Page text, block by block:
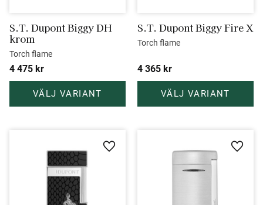
S.T. Dupont Biggy DH
krom
Torch flame
4 475 kr
S.T. Dupont Biggy Fire X
Torch flame
4 365 kr
Lägg till i favoriter Lägg